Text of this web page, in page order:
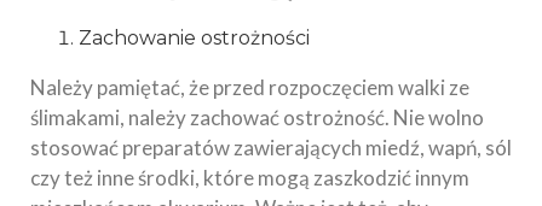
Zachowanie ostrożności
Należy pamiętać, że przed rozpoczęciem walki ze
ślimakami, należy zachować ostrożność. Nie wolno
stosować preparatów zawierających miedź, wapń, sól
czy też inne środki, które mogą zaszkodzić innym